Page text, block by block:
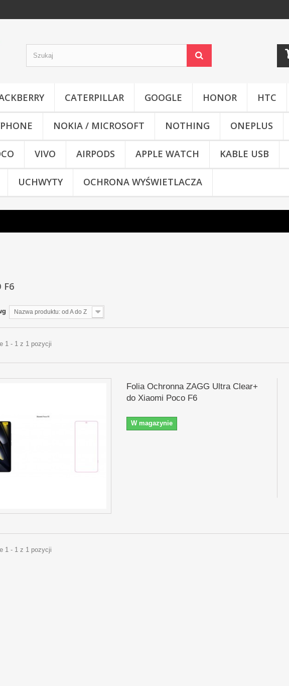
CATERPILLAR GOOGLE HONOR HTC
NOKIA / MICROSOFT NOTHING ONEPLUS
VIVO AIRPODS APPLE WATCH KABLE USB
UCHWYTY OCHRONA WYŚWIETLACZA
F6
Nazwa produktu: od A do Z
1 - 1 z 1 pozycji
Folia Ochronna ZAGG Ultra Clear+
do Xiaomi Poco F6
W magazynie
1 - 1 z 1 pozycji